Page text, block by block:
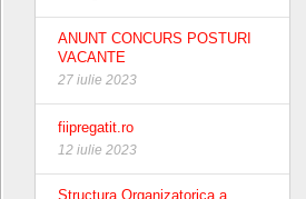
ANUNT CONCURS POSTURI
VACANTE
27 iulie 2023
fiipregatit.ro
12 iulie 2023
Structura Organizatorica a